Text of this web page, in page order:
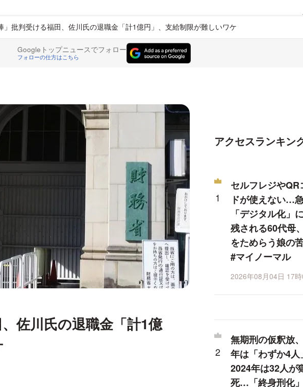
」批判受ける福田、佐川氏の退職金「計1億円」、支給制限が難しいワケ
Googleトップニュースでフォロー
フォローの仕方はこちら
佐川氏の退職金「計1億
アクセスランキン
セルフレジやQR
ドが使えない…
「デジタル化」
残される60代母
をためらう娘の
#マイノーマル
2026年08月04日 17
無期刑の仮釈放
年は「わずか4人
2024年は32人が
死…「終身刑化